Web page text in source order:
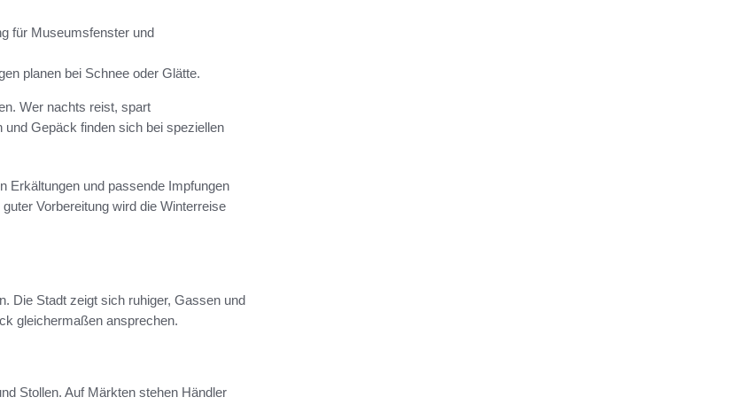
für Museumsfenster und
planen bei Schnee oder Glätte.
Wer nachts reist, spart
Gepäck finden sich bei speziellen
Erkältungen und passende Impfungen
Vorbereitung wird die Winterreise
Die Stadt zeigt sich ruhiger, Gassen und
gleichermaßen ansprechen.
Stollen. Auf Märkten stehen Händler